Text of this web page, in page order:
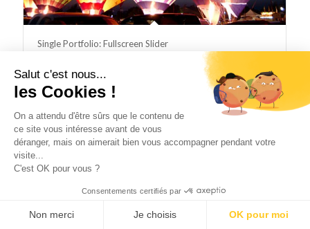
Single Portfolio: Fullscreen Slider
2025 © Copyright - ebloo GROUP -contact@ebloo-group.com-Enfold
Theme by Kriesi
Politique de confidentialité
Ce site utilise des cookies. En continuant à naviguer sur le site, vous
Salut c'est nous...
les Cookies !
On a attendu d'être sûrs que le contenu de
ce site vous intéresse avant de vous
déranger, mais on aimerait bien vous accompagner pendant votre
visite...
C'est OK pour vous ?
Consentements certifiés par
Non merci Je choisis OK pour moi